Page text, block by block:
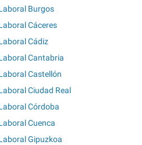
Burgos
Cáceres
Cádiz
Cantabria
Castellón
Ciudad Real
Córdoba
Cuenca
Gipuzkoa